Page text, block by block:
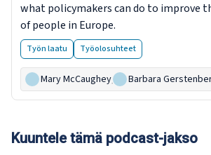
what policymakers can do to improve
of people in Europe.
Työn laatu Työolosuhteet
Mary McCaughey, Barbara
Kuuntele tämä podcast-jakso